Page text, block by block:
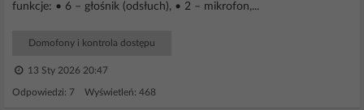
funkcje: • 6 – głośnik (odsłuch), • 2 – mikrofon,...
Domofony i kontrola dostępu
13 Sty 2026 20:47
Odpowiedzi: 7 Wyświetleń: 468